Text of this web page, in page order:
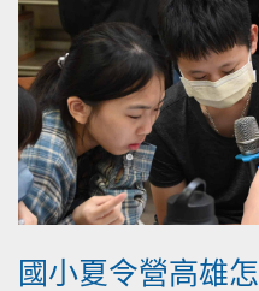
國小夏令營高雄